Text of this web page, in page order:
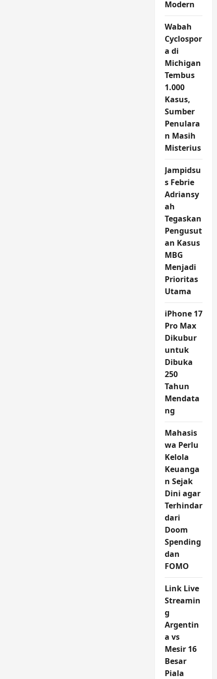
Modern
Wabah
Cyclospor
a di
Michigan
Tembus
1.000
Kasus,
Sumber
Penulara
n Masih
Misterius
Jampidsu
s Febrie
Adriansy
ah
Tegaskan
Pengusut
an Kasus
MBG
Menjadi
Prioritas
Utama
iPhone 17
Pro Max
Dikubur
untuk
Dibuka
250
Tahun
Mendata
ng
Mahasis
wa Perlu
Kelola
Keuanga
n Sejak
Dini agar
Terhindar
dari
Doom
Spending
dan
FOMO
Link Live
Streamin
g
Argentin
a vs
Mesir 16
Besar
Piala